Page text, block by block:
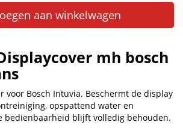
aan winkelwagen
mh bosch
voor Bosch Intuvia. Beschermt de display
opspattend water en
bedienbaarheid blijft volledig behouden.